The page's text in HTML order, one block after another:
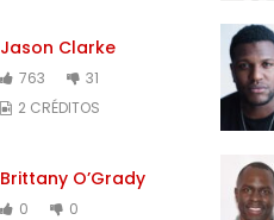
Jason Clarke
763
31
2 CRÉDITOS
Brittany O’Grady
0
0